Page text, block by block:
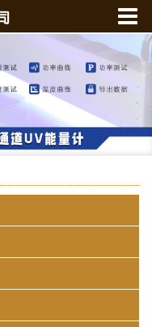
关于我们
产品中心
新闻中心
光学实验室